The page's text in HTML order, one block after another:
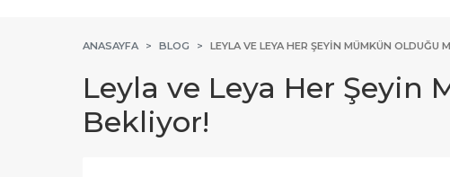
ANASAYFA BLOG LEYLA VE LEYA HER ŞEYIN MÜMKÜN
Leyla ve Leya Her Şeyin
Bekliyor!